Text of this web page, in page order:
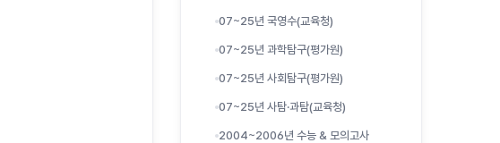
07~25년 국영수(교육청)
07~25년 과학탐구(평가원)
07~25년 사회탐구(평가원)
07~25년 사탐·과탐(교육청)
2004~2006년 수능 & 모의고사